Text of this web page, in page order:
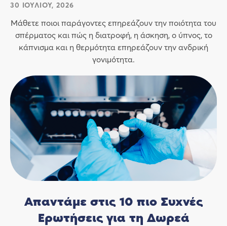
30 ΙΟΥΛΊΟΥ, 2026
Μάθετε ποιοι παράγοντες επηρεάζουν την ποιότητα του
σπέρματος και πώς η διατροφή, η άσκηση, ο ύπνος, το
κάπνισμα και η θερμότητα επηρεάζουν την ανδρική
γονιμότητα.
Απαντάμε στις 10 πιο Συχνές
Ερωτήσεις για τη Δωρεά